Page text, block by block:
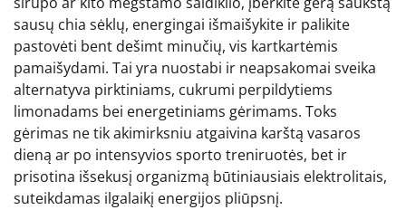
sausų chia sėklų, energingai išmaišykite ir palikite
pastovėti bent dešimt minučių, vis kartkartėmis
pamaišydami. Tai yra nuostabi ir neapsakomai sveika
alternatyva pirktiniams, cukrumi perpildytiems
limonadams bei energetiniams gėrimams. Toks
gėrimas ne tik akimirksniu atgaivina karštą vasaros
dieną ar po intensyvios sporto treniruotės, bet ir
prisotina išsekusį organizmą būtiniausiais elektrolitais,
suteikdamas ilgalaikį energijos pliūpsnį.